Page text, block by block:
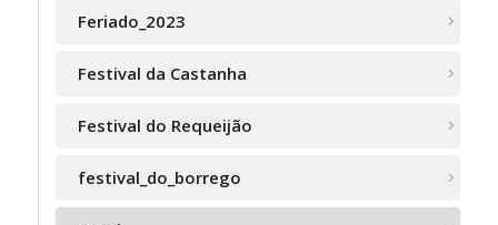
Feriado_2023
Festival da Castanha
Festival do Requeijão
festival_do_borrego